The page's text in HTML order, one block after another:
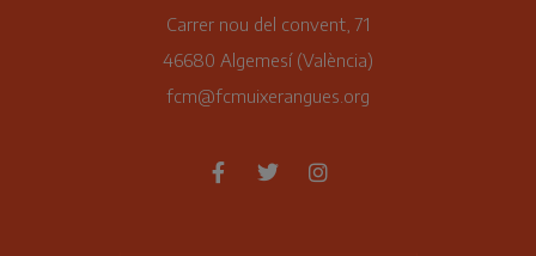
Carrer nou del convent, 71
46680 Algemesí (València)
fcm@fcmuixerangues.org